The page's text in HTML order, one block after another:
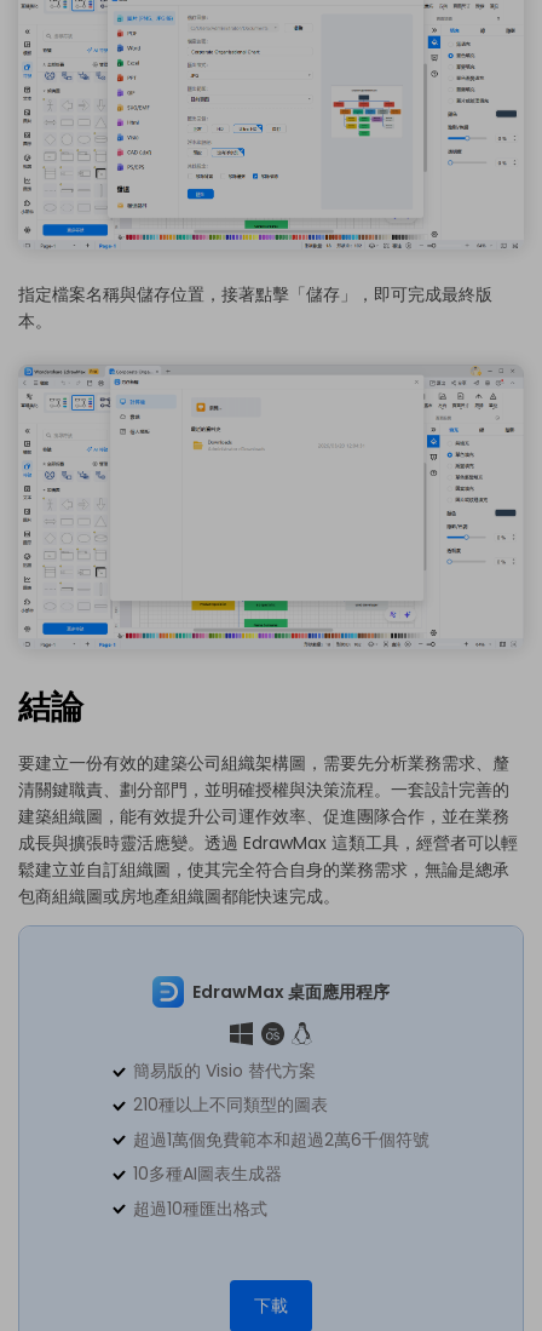
指定檔案名稱與儲存位置，接著點擊「儲存」，即可完成最終版
本。
結論
要建立一份有效的建築公司組織架構圖，需要先分析業務需求、釐
清關鍵職責、劃分部門，並明確授權與決策流程。一套設計完善的
建築組織圖，能有效提升公司運作效率、促進團隊合作，並在業務
成長與擴張時靈活應變。透過 EdrawMax 這類工具，經營者可以輕
鬆建立並自訂組織圖 ，使其完全符合自身的業務需求，無論是總承
包商組織圖或房地產組織圖都能快速完成。
EdrawMax 桌面應用程序
簡易版的 Visio 替代方案
210種以上不同類型的圖表
超過1萬個免費範本和超過2萬6千個符號
10多種AI圖表生成器
超過10種匯出格式
下載